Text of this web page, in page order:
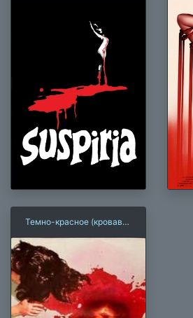
Темно-красное (кроваво-